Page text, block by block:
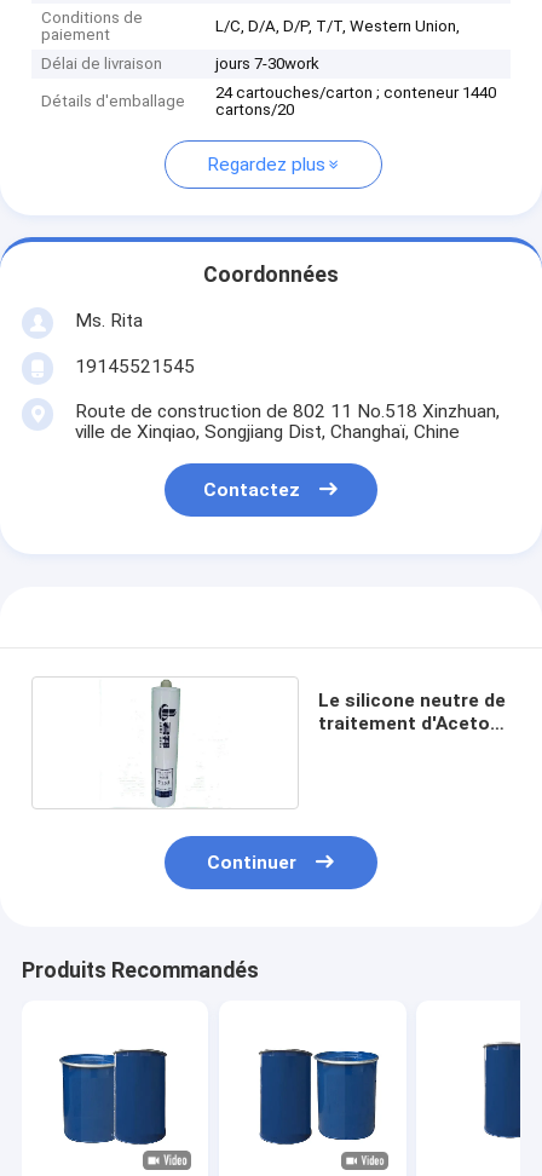
Conditions de
paiement
L/C, D/A, D/P, T/T, Western Union,
Délai de livraison jours 7-30work
Détails d'emballage
24 cartouches/carton ; conteneur 1440
cartons/20
Regardez plus
Coordonnées
Ms. Rita
19145521545
Route de construction de 802 11 No.518 Xinzhuan,
ville de Xinqiao, Songjiang Dist, Changhaï, Chine
Contactez
Le silicone neutre de
traitement d'Acetoxy
Continuer
Produits Recommandés